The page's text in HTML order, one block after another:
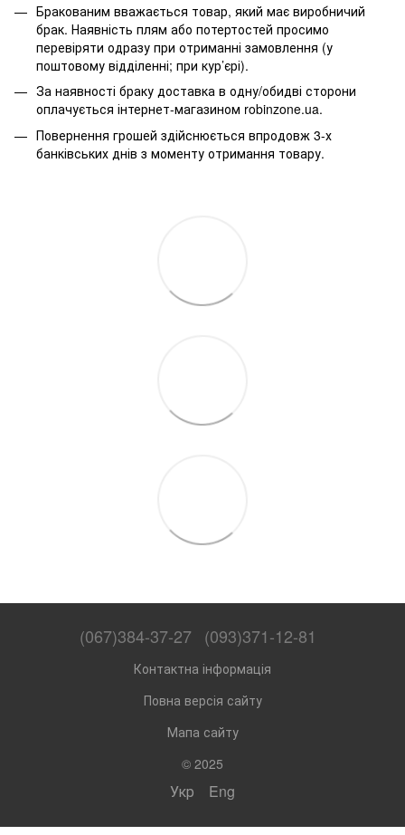
Бракованим вважається товар, який має виробничий
брак. Наявність плям або потертостей просимо
перевіряти одразу при отриманні замовлення (у
поштовому відділенні; при кур’єрі).
За наявності браку доставка в одну/обидві сторони
оплачується інтернет-магазином robinzone.ua.
Повернення грошей здійснюється впродовж 3-х
банківських днів з моменту отримання товару.
(067)384-37-27 (093)371-12-81
Контактна інформація
Повна версія сайту
Мапа сайту
© 2025
Укр Eng